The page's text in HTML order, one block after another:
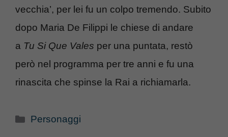
vecchia’, per lei fu un colpo tremendo. Subito
dopo Maria De Filippi le chiese di andare
a Tu Si Que Vales per una puntata, restò
però nel programma per tre anni e fu una
rinascita che spinse la Rai a richiamarla.
Categorie
Personaggi